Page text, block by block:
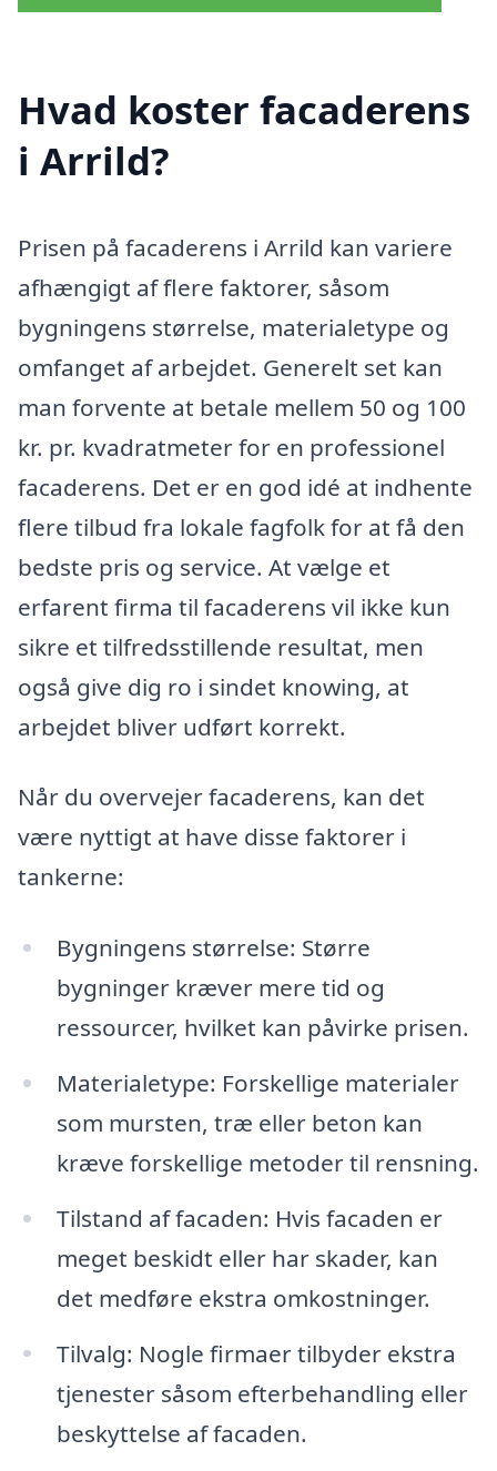
Hvad koster facaderens
i Arrild?
Prisen på facaderens i Arrild kan variere
afhængigt af flere faktorer, såsom
bygningens størrelse, materialetype og
omfanget af arbejdet. Generelt set kan
man forvente at betale mellem 50 og 100
kr. pr. kvadratmeter for en professionel
facaderens. Det er en god idé at indhente
flere tilbud fra lokale fagfolk for at få den
bedste pris og service. At vælge et
erfarent firma til facaderens vil ikke kun
sikre et tilfredsstillende resultat, men
også give dig ro i sindet knowing, at
arbejdet bliver udført korrekt.
Når du overvejer facaderens, kan det
være nyttigt at have disse faktorer i
tankerne:
Bygningens størrelse: Større
bygninger kræver mere tid og
ressourcer, hvilket kan påvirke prisen.
Materialetype: Forskellige materialer
som mursten, træ eller beton kan
kræve forskellige metoder til rensning.
Tilstand af facaden: Hvis facaden er
meget beskidt eller har skader, kan
det medføre ekstra omkostninger.
Tilvalg: Nogle firmaer tilbyder ekstra
tjenester såsom efterbehandling eller
beskyttelse af facaden.